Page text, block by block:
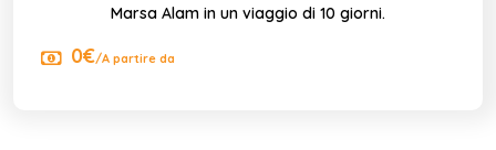
Marsa Alam in un viaggio di 10 giorni.
0€/A partire da